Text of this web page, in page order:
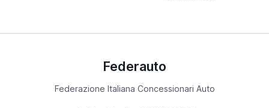
Federauto
Federazione Italiana Concessionari Auto